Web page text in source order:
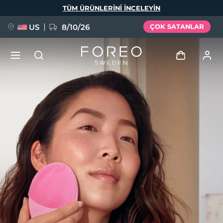
TÜM ÜRÜNLERINI INCELEYIN
US 8/10/26 ÇOK SATANLAR
Kullanici profi̇li̇
Siparişlerim
Adresim
Aboneliklerim
FAQ™ Pure Beauty-Tech Elixir
BREAKING NEWS
issa™ Teeth Whitening Set
Dil Seçimi
English Deutsch
Español
Français
Italiano
Português
Polski
Svenska
Русский
Türkçe
简体中文 繁體中文